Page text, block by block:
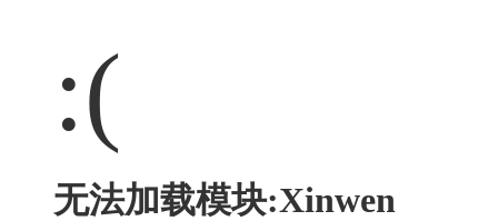
:(
无法加载模块:Xinwen